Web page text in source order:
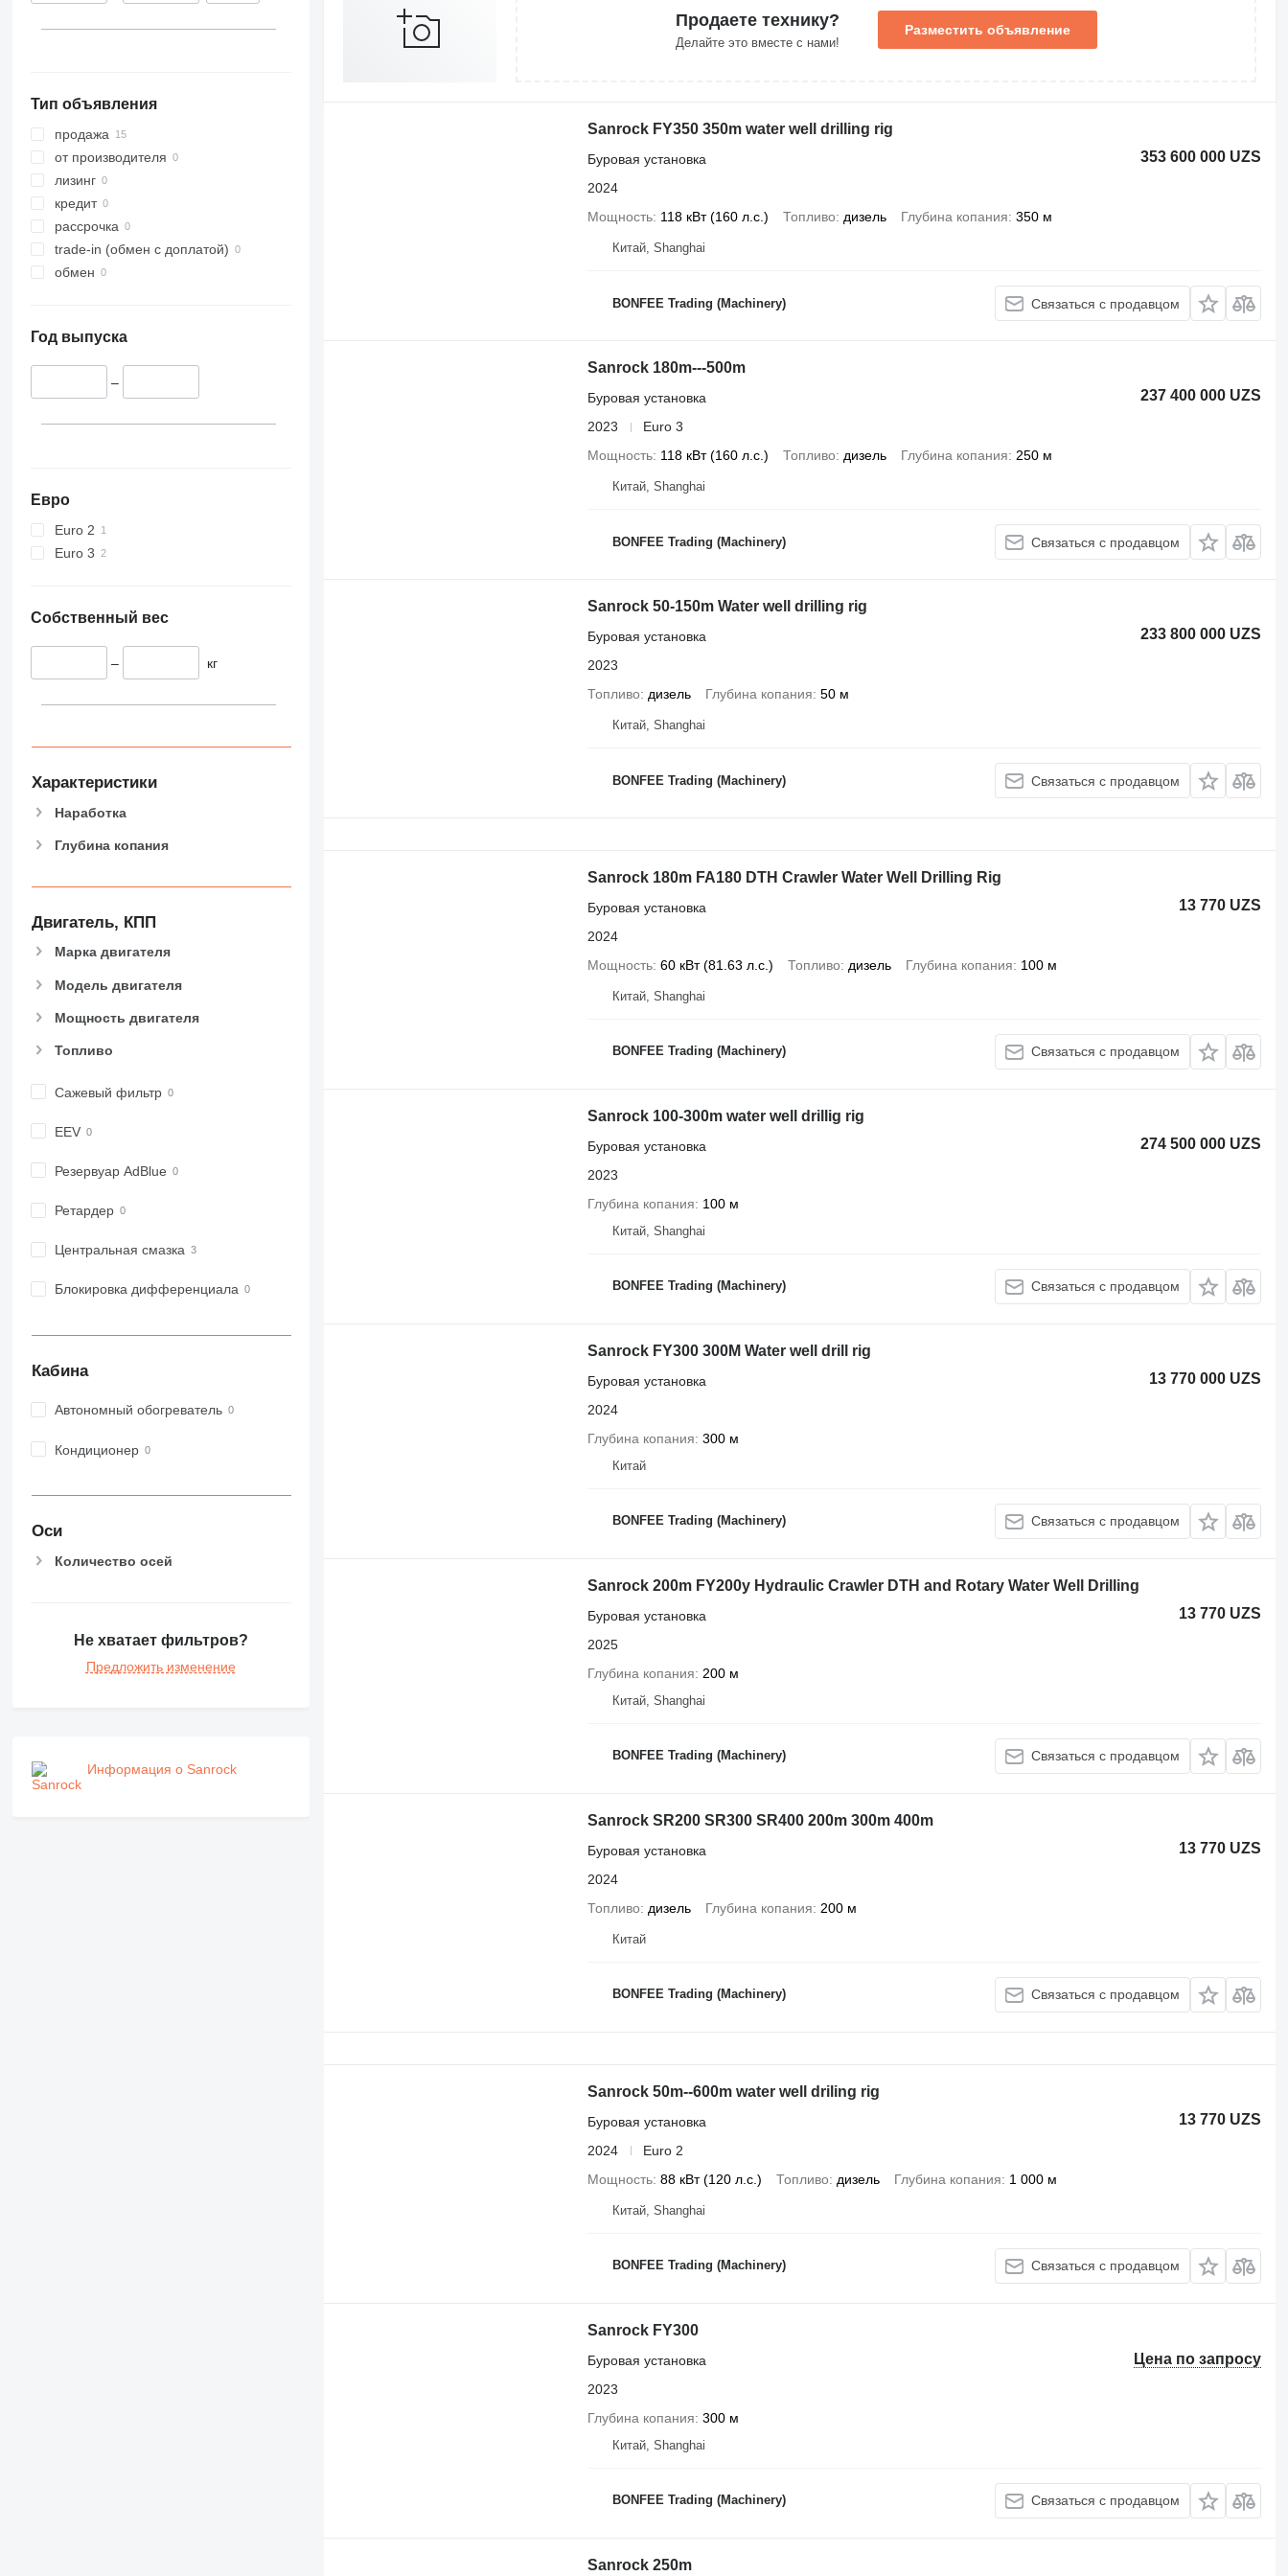
Тип объявления
продажа
от производителя
лизинг
кредит
рассрочка
trade-in (обмен с доплатой)
обмен
Год выпуска
–
Евро
Euro 2
Euro 3
Собственный вес
– кг
Характеристики
Наработка
Глубина копания
Двигатель, КПП
Марка двигателя
Модель двигателя
Мощность двигателя
Топливо
Сажевый фильтр
EEV
Резервуар AdBlue
Ретардер
Центральная смазка
Блокировка дифференциала
Кабина
Автономный обогреватель
Кондиционер
Оси
Количество осей
Не хватает фильтров?
Предложить изменение
Информация о Sanrock
Продаете технику?
Делайте это вместе с нами!
Разместить объявление
Sanrock FY350 350m water well drilling rig
353 600 000 UZS
Буровая установка
2024
Мощность 118 кВт (160 л.с.) Топливо дизель Глубина копания 350 м
Китай, Shanghai
BONFEE Trading (Machinery) Связаться с продавцом
Sanrock 180m---500m
237 400 000 UZS
Буровая установка
2023
Euro 3
Мощность 118 кВт (160 л.с.) Топливо дизель Глубина копания 250 м
Китай, Shanghai
BONFEE Trading (Machinery) Связаться с продавцом
Sanrock 50-150m Water well drilling rig
233 800 000 UZS
Буровая установка
2023
Топливо
дизель Глубина копания 50 м
Китай, Shanghai
BONFEE Trading (Machinery) Связаться с продавцом
Sanrock 180m FA180 DTH Crawler Water Well Drilling Rig
13 770 UZS
Буровая установка
2024
Мощность 60 кВт (81.63 л.с.) Топливо дизель Глубина копания 100 м
Китай, Shanghai
BONFEE Trading (Machinery) Связаться с продавцом
Sanrock 100-300m water well drillig rig
274 500 000 UZS
Буровая установка
2023
Глубина копания
100 м
Китай, Shanghai
BONFEE Trading (Machinery) Связаться с продавцом
Sanrock FY300 300M Water well drill rig
13 770 000 UZS
Буровая установка
2024
Глубина копания 300 м
Китай
BONFEE Trading (Machinery) Связаться с продавцом
Sanrock 200m FY200y Hydraulic Crawler DTH and Rotary Water Well Drilling
13 770 UZS
Буровая установка
2025
Глубина копания
200 м
Китай, Shanghai
BONFEE Trading (Machinery) Связаться с продавцом
Sanrock SR200 SR300 SR400 200m 300m 400m
13 770 UZS
Буровая установка
2024
Топливо
дизель Глубина копания 200 м
Китай
BONFEE Trading (Machinery) Связаться с продавцом
Sanrock 50m--600m water well driling rig
13 770 UZS
Буровая установка
2024
Euro 2
Мощность 88 кВт (120 л.с.) Топливо дизель Глубина копания 1 000 м
Китай, Shanghai
BONFEE Trading (Machinery) Связаться с продавцом
Sanrock FY300
Цена по запросу
Буровая установка
2023
Глубина копания 300 м
Китай, Shanghai
BONFEE Trading (Machinery) Связаться с продавцом
Sanrock 250m